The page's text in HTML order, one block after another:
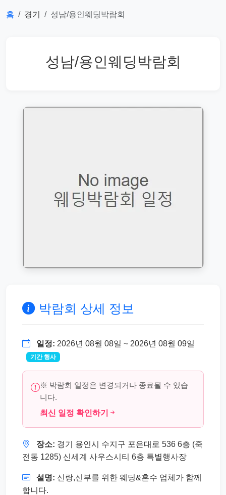
홈 경기 성남/용인웨딩박람회
성남/용인웨딩박람회
박람회 상세 정보
일정: 2026년 08월 08일 ~ 2026년 08월 09일
기간 행사
※ 박람회 일정은 변경되거나 종료될 수 있습
니다.
최신 일정 확인하기
장소: 경기 용인시 수지구 포은대로 536 6층 (죽
전동 1285) 신세계 사우스시티 6층 특별행사장
설명: 신랑,신부를 위한 웨딩&혼수 업체가 함께
합니다.